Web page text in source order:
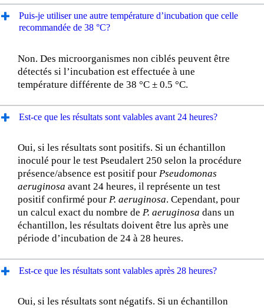
Puis-je utiliser une autre température d’incubation que celle
recommandée de 38 °C?
Non. Des microorganismes non ciblés peuvent être
détectés si l’incubation est effectuée à une
température différente de 38 °C ± 0.5 °C.
Est-ce que les résultats sont valables avant 24 heures?
Oui, si les résultats sont positifs. Si un échantillon
inoculé pour le test Pseudalert 250 selon la procédure
présence/absence est positif pour Pseudomonas
aeruginosa avant 24 heures, il représente un test
positif confirmé pour P. aeruginosa. Cependant, pour
un calcul exact du nombre de P. aeruginosa dans un
échantillon, les résultats doivent être lus après une
période d’incubation de 24 à 28 heures.
Est-ce que les résultats sont valables après 28 heures?
Oui, si les résultats sont négatifs. Si un échantillon